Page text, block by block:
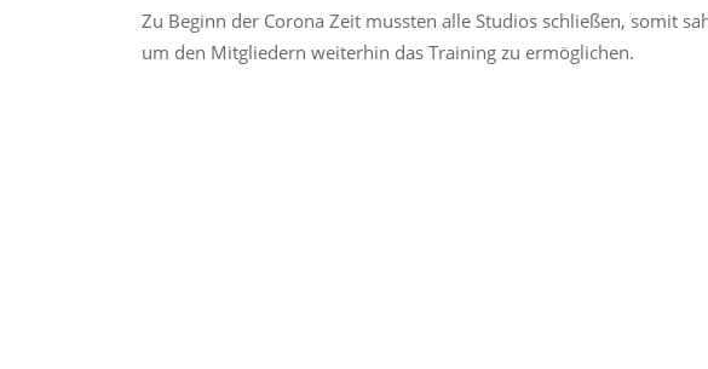
Zu Beginn der Corona Zeit mussten alle Studios schließen, somit
um den Mitgliedern weiterhin das Training zu ermöglichen.